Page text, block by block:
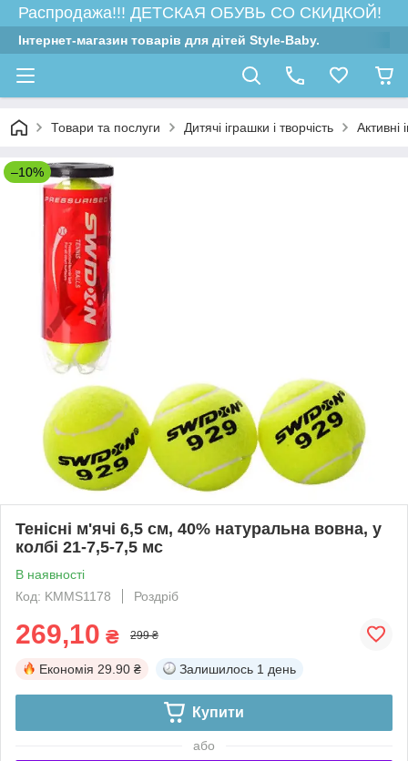
Распродажа!!! ДЕТСКАЯ ОБУВЬ СО СКИДКОЙ!
Інтернет-магазин товарів для дітей Style-Baby.
Товари та послуги Дитячі іграшки і творчість Активні
–10%
Тенісні м'ячі 6,5 см, 40% натуральна вовна, у
колбі 21-7,5-7,5 мс
В наявності
Код: KMMS1178
Роздріб
269,10 ₴ 299 ₴
Економія 29.90 ₴ Залишилось 1 день
Купити
або